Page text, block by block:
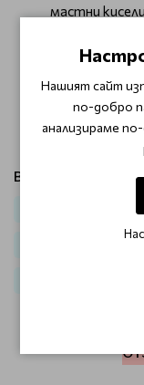
мастни
Нанесете на
което
използвайте
руса коса
Виж продукти от
Маски за коса
Терапии за коса /
Нашият сайт
по-добро
анализираме